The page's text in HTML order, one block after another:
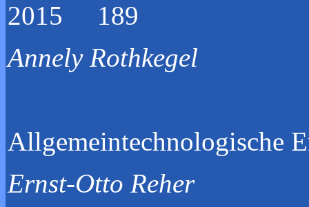
2015 189
Annely Rothkegel
Ernst-Otto Reher